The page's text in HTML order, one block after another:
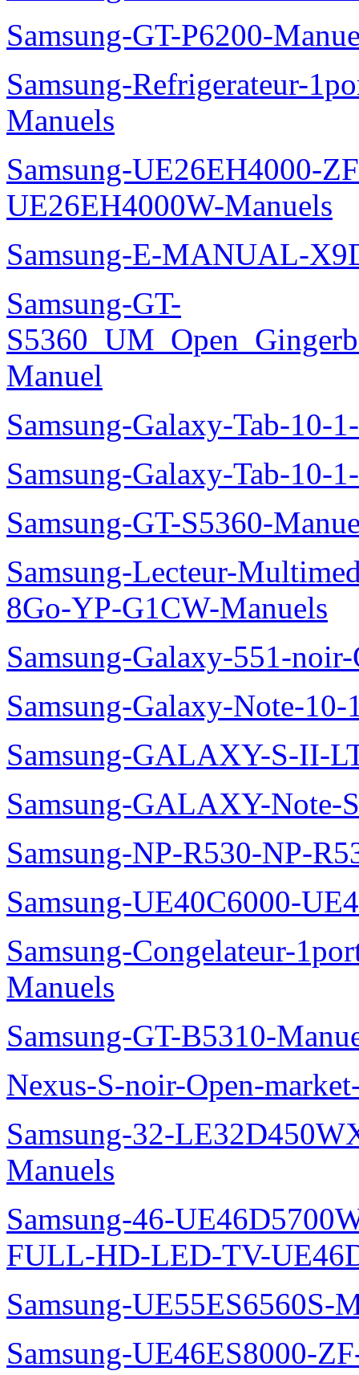
Samsung-GT-P6200-
Samsung-Refrigerateur-
Manuels
Samsung-UE26EH4000-
UE26EH4000W-Manuels
Samsung-E-MANUAL-
Samsung-GT-
Manuel
Samsung-Galaxy-Tab-10-
Samsung-Galaxy-Tab-10-
Samsung-GT-S5360-
Samsung-Lecteur-
8Go-YP-G1CW-Manuels
Samsung-Galaxy-551-
Samsung-Galaxy-Note-
Samsung-GALAXY-S-II-
Samsung-GALAXY-Note-
Samsung-NP-R530-NP-
Samsung-UE40C6000-
Samsung-Congelateur-
Manuels
Samsung-GT-B5310-
Nexus-S-noir-Open-
Samsung-32-
Manuels
Samsung-46-
FULL-HD-LED-TV-
Samsung-UE55ES6560S-
Samsung-UE46ES8000-